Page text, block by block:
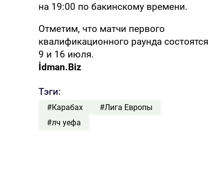
на 19:00 по бакинскому времени.
Отметим, что матчи первого
квалификационного раунда состоятся
9 и 16 июля.
İdman.Biz
Тэги:
#Карабах
#Лига Европы
#лч уефа